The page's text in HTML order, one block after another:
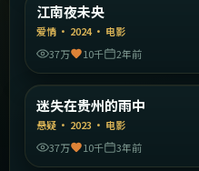
精选
江南夜未央
爱情 · 2024· 电影
37万
10千 2年前
精选
迷失在贵州的雨中
悬疑 · 2023 · 电影
37万
10千 3年前